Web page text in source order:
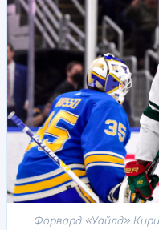
Форвард «Уайлд»